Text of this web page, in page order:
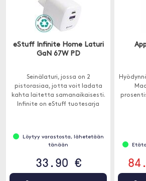
eStuff Infinite Home Laturi
GaN 67W PD
Seinälaturi, jossa on 2
pistorasiaa, jotta voit ladata
kahta laitetta samanaikaisesti.
Infinite on eStuff tuotesarja
Löytyy varastosta, lähetetään
tänään
33.90 €